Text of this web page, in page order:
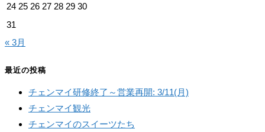
24 25 26 27 28 29 30
31
« 3月
最近の投稿
チェンマイ研修終了～営業再開: 3/11(月)
チェンマイ観光
チェンマイのスイーツたち